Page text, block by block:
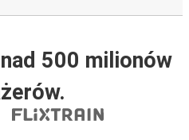
500 milionów